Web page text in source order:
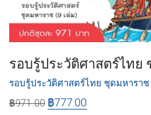
รอบรู้ประวัติศาสตร์ไทย
รอบรู้ประวัติศาสตร์ไทย ชุดมหาราช
฿971.00 ฿777.00